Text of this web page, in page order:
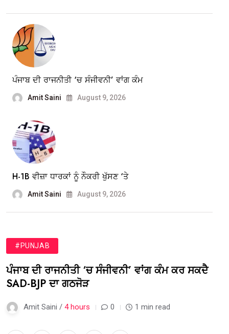
ਪੰਜਾਬ ਦੀ ਰਾਜਨੀਤੀ ‘ਚ ਸੰਜੀਵਨੀ’ ਵਾਂਗ ਕੰਮ
Amit Saini August 9, 2026
H-1B ਵੀਜ਼ਾ ਧਾਰਕਾਂ ਨੂੰ ਨੌਕਰੀ ਖੁੱਸਣ ‘ਤੇ
Amit Saini August 9, 2026
#PUNJAB
ਪੰਜਾਬ ਦੀ ਰਾਜਨੀਤੀ ‘ਚ ਸੰਜੀਵਨੀ’ ਵਾਂਗ ਕੰਮ ਕਰ ਸਕਦੈ
SAD-BJP ਦਾ ਗਠਜੋੜ
Amit Saini / 4 hours 0 1 min read